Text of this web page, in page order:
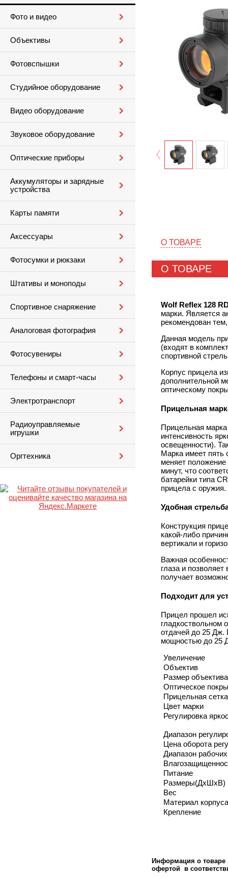
Фото и видео
Объективы
Фотовспышки
Студийное оборудование
Видео оборудование
Звуковое оборудование
Оптические приборы
Аккумуляторы и зарядные
устройства
Карты памяти
Аксессуары
Фотосумки и рюкзаки
Штативы и моноподы
Спортивное снаряжение
Аналоговая фотография
Фотосувениры
Телефоны и смарт-часы
Электротранспорт
Радиоуправляемые
игрушки
Оргтехника
О ТОВАРЕ
О ТОВАРЕ
Wolf Reflex 128
марки. Является
рекомендован
Данная модель
(входят в
спортивной
Корпус прицела
дополнительной
оптическому
Прицельная
Прицельная
интенсивность
освещенности).
Марка имеет пять
меняет положение
минут, что
батарейки типа
прицела с оружия.
Удобная
Конструкция
какой-либо
вертикали и
Важная
глаза и
получает
Подходит для
Прицел прошел
гладкоствольном
отдачей до 25 Дж.
мощностью до 25
Увеличение
Объектив
Размер объектива
Оптическое
Прицельная сетка
Цвет марки
Регулировка
Диапазон
Цена оборота
Диапазон
Питание
Размеры(ДхШхВ)
Вес
Материал корпуса
Крепление
Информация о товаре
офертой в